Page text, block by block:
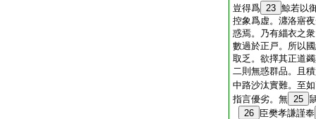
豈得爲 23 鯨若以
控象爲虚。瀍洛寤
惑焉。乃有緇衣之
數過於正戸。所以
取乏。欲擇其正道
二則無惑群品。且
中路沙汰實難。至
指言優劣。無 25
26
臣樊孝謙謹奉